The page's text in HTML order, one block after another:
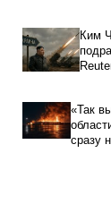
Ким
«Так
сразу